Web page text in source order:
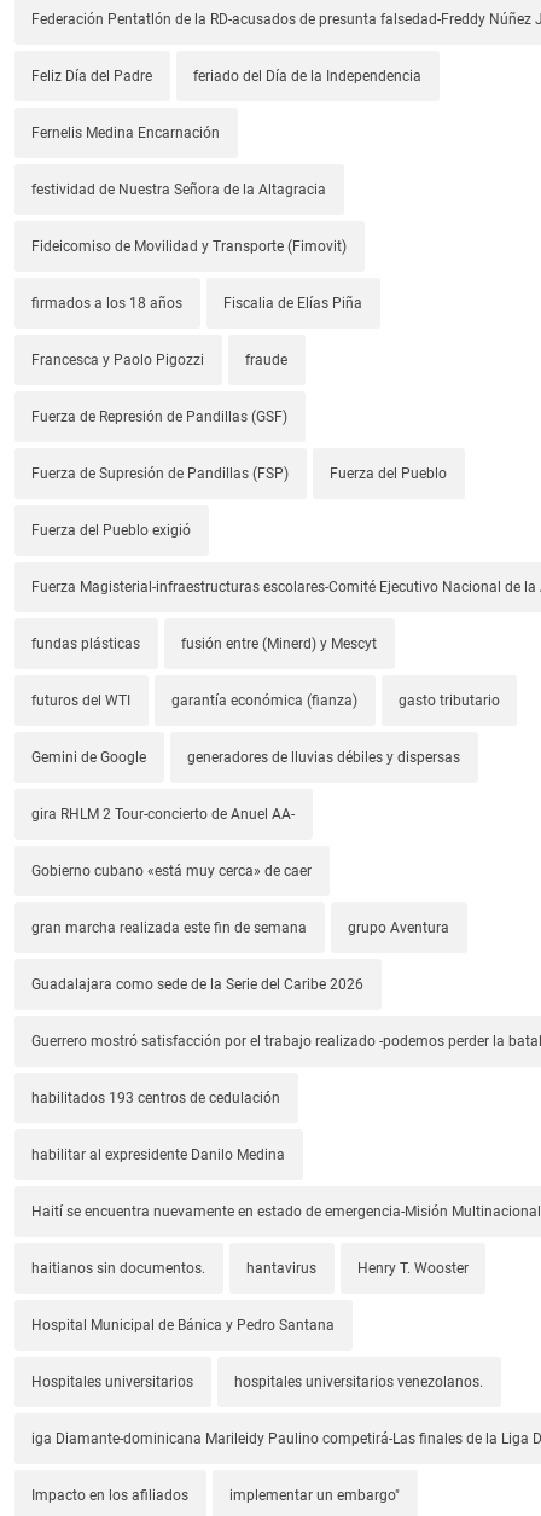
Federación Pentatlón de la RD-acusados de presunta falsedad-Freddy Núñez
Feliz Día del Padre feriado del Día de la Independencia
Fernelis Medina Encarnación
festividad de Nuestra Señora de la Altagracia
Fideicomiso de Movilidad y Transporte (Fimovit)
firmados a los 18 años Fiscalia de Elías Piña
Francesca y Paolo Pigozzi fraude
Fuerza de Represión de Pandillas (GSF)
Fuerza de Supresión de Pandillas (FSP) Fuerza del Pueblo
Fuerza del Pueblo exigió
Fuerza Magisterial-infraestructuras escolares-Comité Ejecutivo Nacional de la
fundas plásticas fusión entre (Minerd) y Mescyt
futuros del WTI garantía económica (fianza) gasto tributario
Gemini de Google generadores de lluvias débiles y dispersas
gira RHLM 2 Tour-concierto de Anuel AA-
Gobierno cubano «está muy cerca» de caer
gran marcha realizada este fin de semana grupo Aventura
Guadalajara como sede de la Serie del Caribe 2026
Guerrero mostró satisfacción por el trabajo realizado -podemos perder la
habilitados 193 centros de cedulación
habilitar al expresidente Danilo Medina
Haití se encuentra nuevamente en estado de emergencia-Misión
haitianos sin documentos. hantavirus Henry T. Wooster
Hospital Municipal de Bánica y Pedro Santana
Hospitales universitarios hospitales universitarios venezolanos.
iga Diamante-dominicana Marileidy Paulino competirá-Las finales de la Liga
Impacto en los afiliados implementar un embargo"